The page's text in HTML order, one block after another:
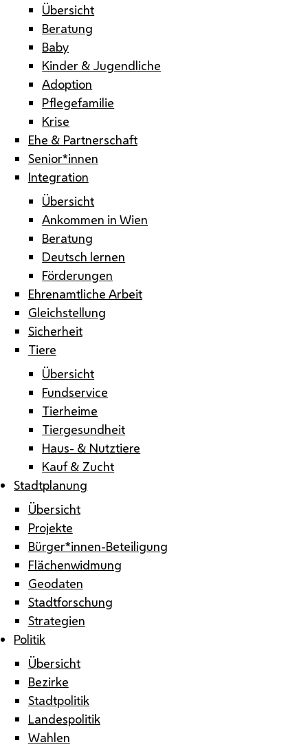
Übersicht
Beratung
Baby
Kinder & Jugendliche
Adoption
Pflegefamilie
Krise
Ehe & Partnerschaft
Senior*innen
Integration
Übersicht
Ankommen in Wien
Beratung
Deutsch lernen
Förderungen
Ehrenamtliche Arbeit
Gleichstellung
Sicherheit
Tiere
Übersicht
Fundservice
Tierheime
Tiergesundheit
Haus- & Nutztiere
Kauf & Zucht
Stadtplanung
Übersicht
Projekte
Bürger*innen-Beteiligung
Flächenwidmung
Geodaten
Stadtforschung
Strategien
Politik
Übersicht
Bezirke
Stadtpolitik
Landespolitik
Wahlen